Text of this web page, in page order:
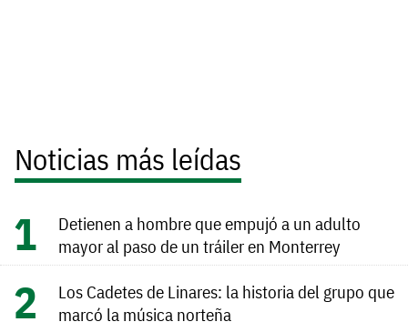
Noticias más leídas
Detienen a hombre que empujó a un adulto
mayor al paso de un tráiler en Monterrey
Los Cadetes de Linares: la historia del grupo que
marcó la música norteña